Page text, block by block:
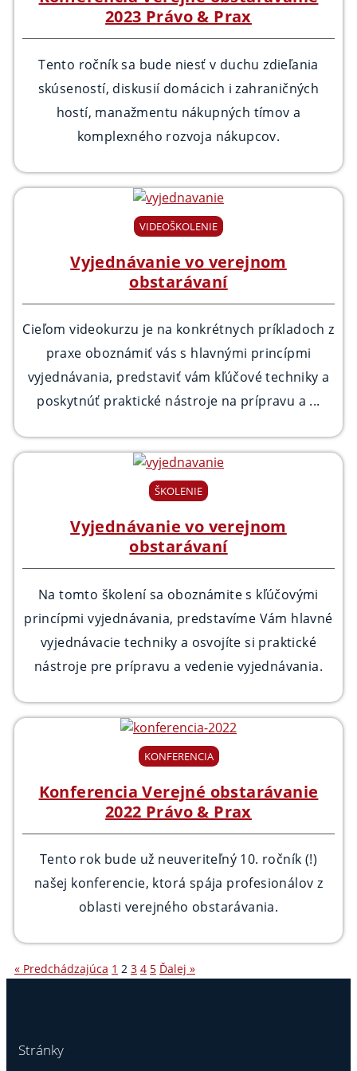
2023 Právo & Prax
Tento ročník sa bude niesť v duchu zdieľania
skúseností, diskusií domácich i zahraničných
hostí, manažmentu nákupných tímov a
komplexného rozvoja nákupcov.
VIDEOŠKOLENIE
Vyjednávanie vo verejnom
obstarávaní
Cieľom videokurzu je na konkrétnych príkladoch z
praxe oboznámiť vás s hlavnými princípmi
vyjednávania, predstaviť vám kľúčové techniky a
poskytnúť praktické nástroje na prípravu a ...
ŠKOLENIE
Vyjednávanie vo verejnom
obstarávaní
Na tomto školení sa oboznámite s kľúčovými
princípmi vyjednávania, predstavíme Vám hlavné
vyjednávacie techniky a osvojíte si praktické
nástroje pre prípravu a vedenie vyjednávania.
KONFERENCIA
Konferencia Verejné obstarávanie
2022 Právo & Prax
Tento rok bude už neuveriteľný 10. ročník (!)
našej konferencie, ktorá spája profesionálov z
oblasti verejného obstarávania.
« Predchádzajúca 1 2 3 4 5 Ďalej »
Stránky